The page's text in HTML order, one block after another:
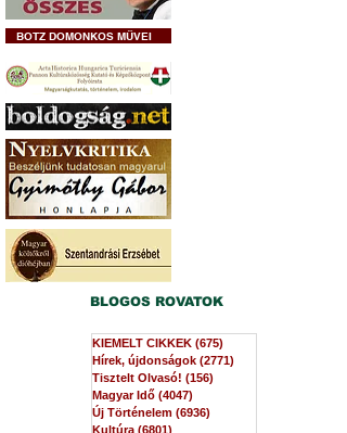
BOTZ DOMONKOS MŰVEI
BLOGOS ROVATOK
KIEMELT CIKKEK (675)
Hírek, újdonságok (2771)
Tisztelt Olvasó! (156)
Magyar Idő (4047)
Új Történelem (6936)
Kultúra (6801)